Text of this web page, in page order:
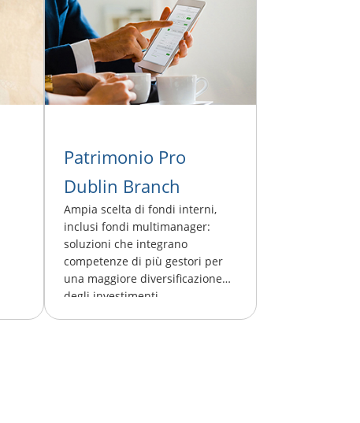
Patrimonio Pro
Dublin Branch
Ampia scelta di fondi interni,
inclusi fondi multimanager:
soluzioni che integrano
competenze di più gestori per
una maggiore diversificazione
degli investimenti